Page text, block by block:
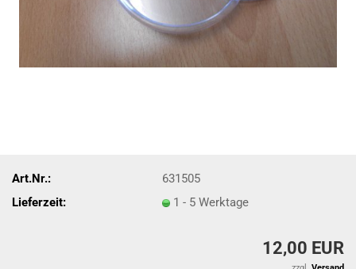
Art.Nr.:
631505
Lieferzeit:
1 - 5 Werktage
12,00 EUR